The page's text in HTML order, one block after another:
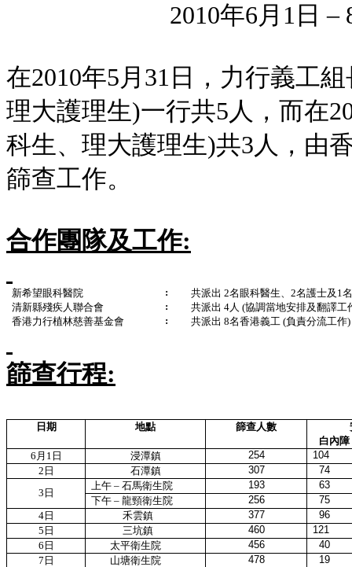
2010年6 月 1 日 –
在2010年5 月 31 日
，力行義工
理大護理生)一行共5 人，而在
科生、理大護理生)共3 人，由
篩查工作。
合作團隊及工作:
新希望眼科醫院 : 共派出 2名眼科醫生、2名護士及 1
清新縣殘疾人聯合會
: 共派出 4 人 (協調當地安排及翻譯工
香港力行植林慈善基金會
: 共派出 8名香港義工 (負責分流工作)
篩查行程:
日期 地點 篩查人數
白內障
6 月 1 日 浸潭鎮 254
104
2 日 石潭鎮 307
74
3 日
上午 –石馬衛生院 193
63
下午 –龍頸衛生院 256
75
4日 禾雲鎮 377
96
5 日 三坑鎮 460
121
6 日 太平衛生院 456
40
7 日 山塘衛生院 478
19